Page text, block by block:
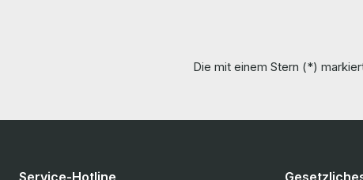
Die mit einem Stern (*)
Service-Hotline